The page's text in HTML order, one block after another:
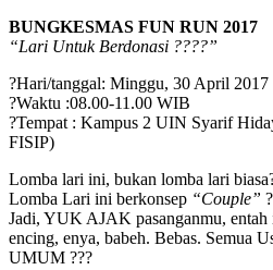
BUNGKESMAS FUN RUN 2017
“Lari Untuk Berdonasi ????”
?Hari/tanggal: Minggu, 30 April 2017
?Waktu :08.00-11.00 WIB
?Tempat : Kampus 2 UIN Syarif
FISIP)
Lomba lari ini, bukan lomba lari
Lomba Lari ini berkonsep “Couple”
Jadi, YUK AJAK pasanganmu, entah
encing, enya, babeh. Bebas. Semua
UMUM ???